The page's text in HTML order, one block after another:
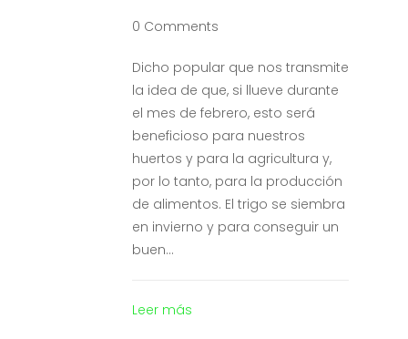
0 Comments
Dicho popular que nos transmite
la idea de que, si llueve durante
el mes de febrero, esto será
beneficioso para nuestros
huertos y para la agricultura y,
por lo tanto, para la producción
de alimentos. El trigo se siembra
en invierno y para conseguir un
buen...
Leer más